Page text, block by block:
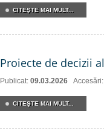
CITEŞTE MAI MULT...
Proiecte de decizii
Publicat: 09.03.2026
CITEŞTE MAI MULT...